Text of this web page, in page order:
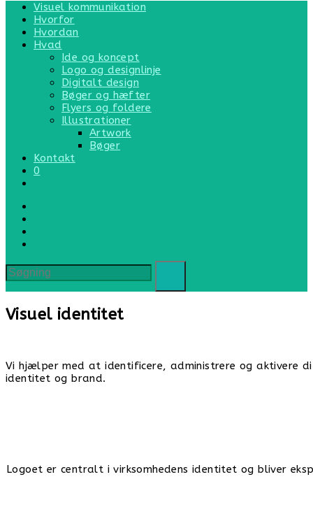
Visuel kommunikation
Hvorfor
Hvordan
Hvad
Ide og koncept
Logo og designlinje
Digitalt design
Bøger og hæfter
Flyers og foldere
Illustrationer
Artwork
Bøger
Kontakt
0
Visuel identitet
Vi hjælper med at identificere, administrere og aktivere
identitet og brand.
Logoet er centralt i virksomhedens identitet og bliver